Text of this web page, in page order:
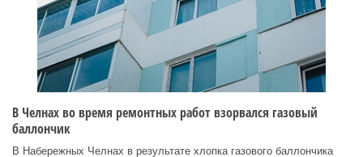
В Челнах во время ремонтных работ взорвался газовый
баллончик
В Набережных Челнах в результате хлопка газового баллончика